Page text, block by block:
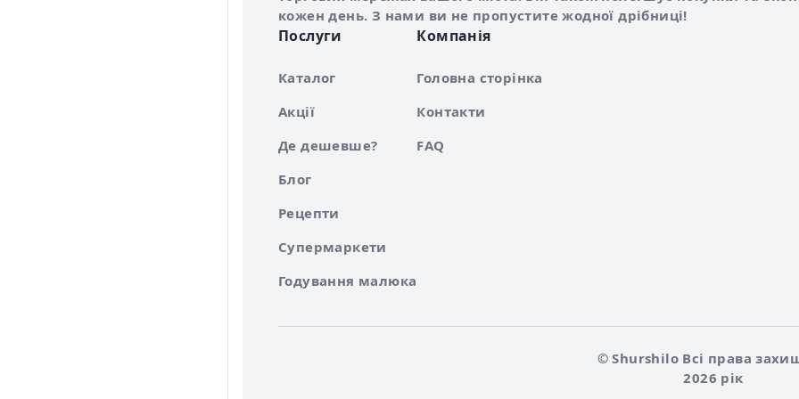
кожен день. З нами ви не пропустите жодної дрібниці!
Послуги
Каталог
Акції
Де дешевше?
Блог
Рецепти
Супермаркети
Годування малюка
Компанія
Головна сторінка
Контакти
FAQ
© Shurshilo Всі права
2026 рік